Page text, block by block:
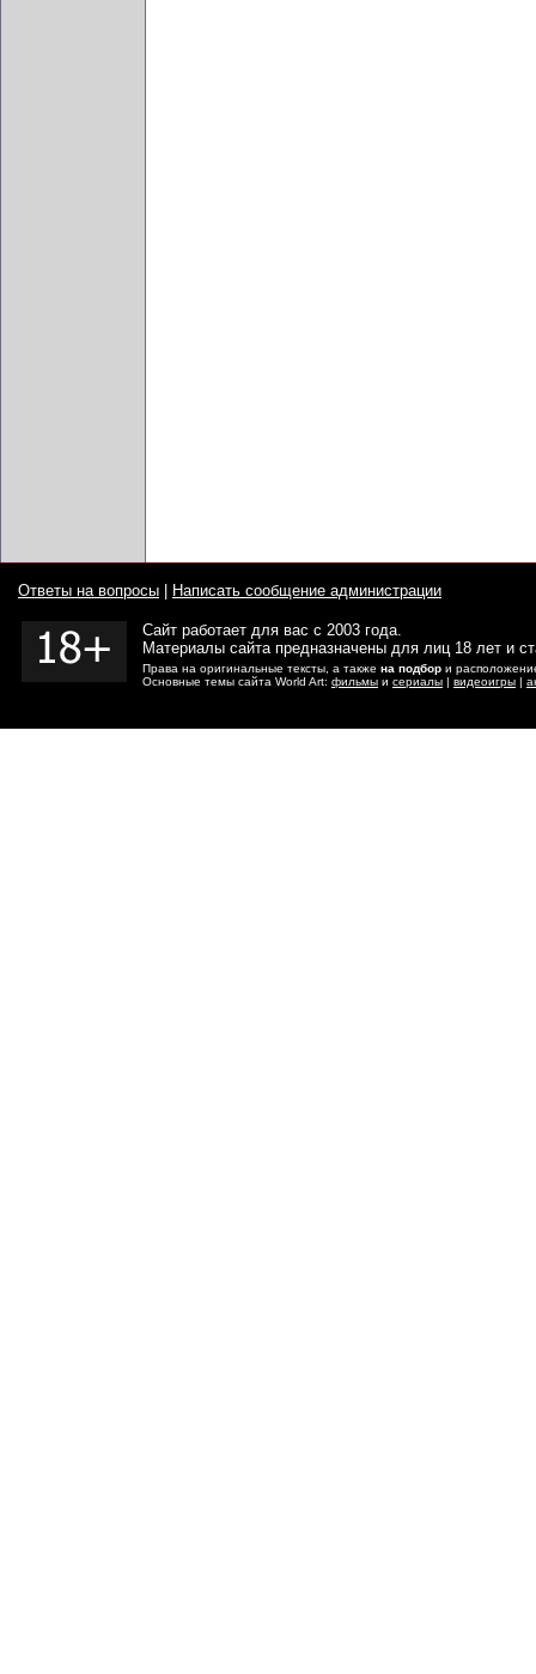
Ответы на вопросы Написать сообщение администрации
Сайт работает для вас с 2003 года.
Материалы сайта предназначены для лиц 18 лет и
Права на оригинальные тексты, а также на подбор и
Основные темы сайта World Art: фильмы и сериалы | видеоигры |